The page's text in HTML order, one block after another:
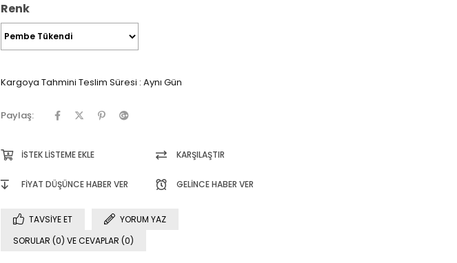
Renk
Kargoya Tahmini Teslim Süresi : Aynı Gün
Paylaş:
İSTEK LISTEME EKLE KARŞILAŞTIR
FIYAT DÜŞÜNCE HABER VER GELINCE HABER VER
TAVSIYE ET
YORUM YAZ
SORULAR (0) VE CEVAPLAR (0)